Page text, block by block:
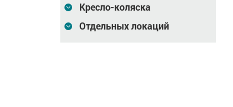
Кресло-коляска
Отдельных локаций